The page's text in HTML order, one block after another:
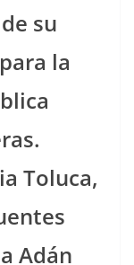
su
la
Toluca,
Adán